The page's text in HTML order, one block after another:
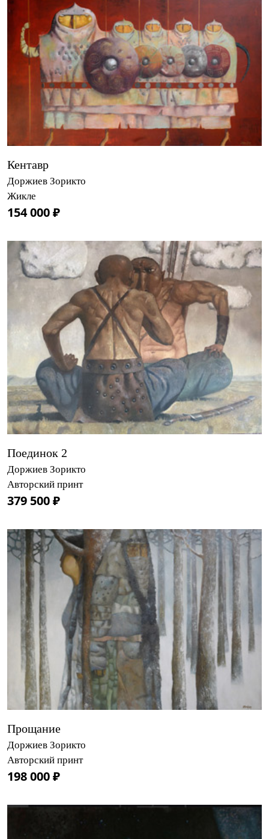
Кентавр
Доржиев Зорикто
Жикле
154 000 ₽
Поединок 2
Доржиев Зорикто
Авторский принт
379 500 ₽
Прощание
Доржиев Зорикто
Авторский принт
198 000 ₽